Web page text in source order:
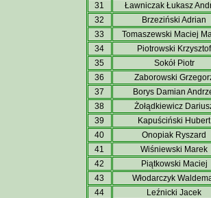
31
Ławniczak Łukasz
32
Brzeziński Adrian
33
Tomaszewski Maciej
34
Piotrowski Krzysztof
35
Sokół Piotr
36
Zaborowski
37
Borys Damian
38
Żołądkiewicz
39
Kapuściński Hubert
40
Onopiak Ryszard
41
Wiśniewski Marek
42
Piątkowski Maciej
43
Włodarczyk
44
Leźnicki Jacek